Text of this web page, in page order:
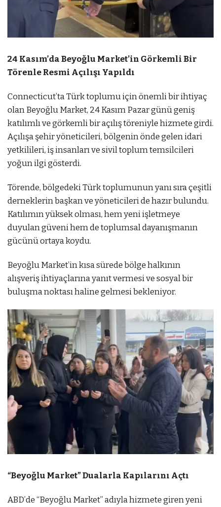
24 Kasım’da Beyoğlu Market’in Görkemli Bir
Törenle Resmi Açılışı Yapıldı
Connecticut’ta Türk toplumu için önemli bir ihtiyaç
olan Beyoğlu Market, 24 Kasım Pazar günü geniş
katılımlı ve görkemli bir açılış töreniyle hizmete girdi.
Açılışa şehir yöneticileri, bölgenin önde gelen idari
yetkilileri, iş insanları ve sivil toplum temsilcileri
yoğun ilgi gösterdi.
Törende, bölgedeki Türk toplumunun yanı sıra çeşitli
derneklerin başkan ve yöneticileri de hazır bulundu.
Katılımın yüksek olması, hem yeni işletmeye
duyulan güveni hem de toplumsal dayanışmanın
gücünü ortaya koydu.
Beyoğlu Market’in kısa sürede bölge halkının
alışveriş ihtiyaçlarına yanıt vermesi ve sosyal bir
buluşma noktası haline gelmesi bekleniyor.
“Beyoğlu Market” Dualarla Kapılarını Açtı
ABD’de “Beyoğlu Market” adıyla hizmete giren yeni